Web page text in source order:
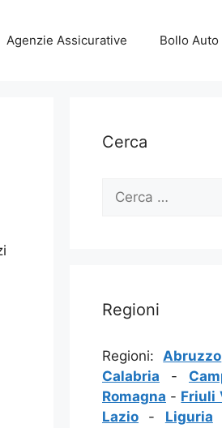
Agenzie Assicurative Bollo Auto
Cerca
Ricerca
Regioni
Regioni:Abruzzo
Calabria -
Romagna - Friuli
Lazio - Liguria